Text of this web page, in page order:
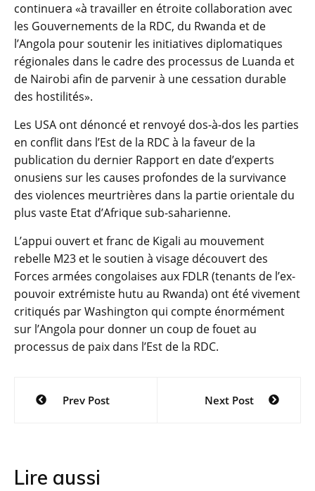
continuera «à travailler en étroite collaboration avec
les Gouvernements de la RDC, du Rwanda et de
l’Angola pour soutenir les initiatives diplomatiques
régionales dans le cadre des processus de Luanda et
de Nairobi afin de parvenir à une cessation durable
des hostilités».
Les USA ont dénoncé et renvoyé dos-à-dos les parties
en conflit dans l’Est de la RDC à la faveur de la
publication du dernier Rapport en date d’experts
onusiens sur les causes profondes de la survivance
des violences meurtrières dans la partie orientale du
plus vaste Etat d’Afrique sub-saharienne.
L’appui ouvert et franc de Kigali au mouvement
rebelle M23 et le soutien à visage découvert des
Forces armées congolaises aux FDLR (tenants de l’ex-
pouvoir extrémiste hutu au Rwanda) ont été vivement
critiqués par Washington qui compte énormément
sur l’Angola pour donner un coup de fouet au
processus de paix dans l’Est de la RDC.
Navigation
Prev Post Next Post
Lire aussi